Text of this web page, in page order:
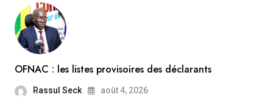
OFNAC : les listes provisoires des déclarants
Rassul Seck août 4, 2026